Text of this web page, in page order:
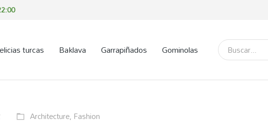
turcas Baklava Garrapiñados Gominolas
Architecture, Fashion